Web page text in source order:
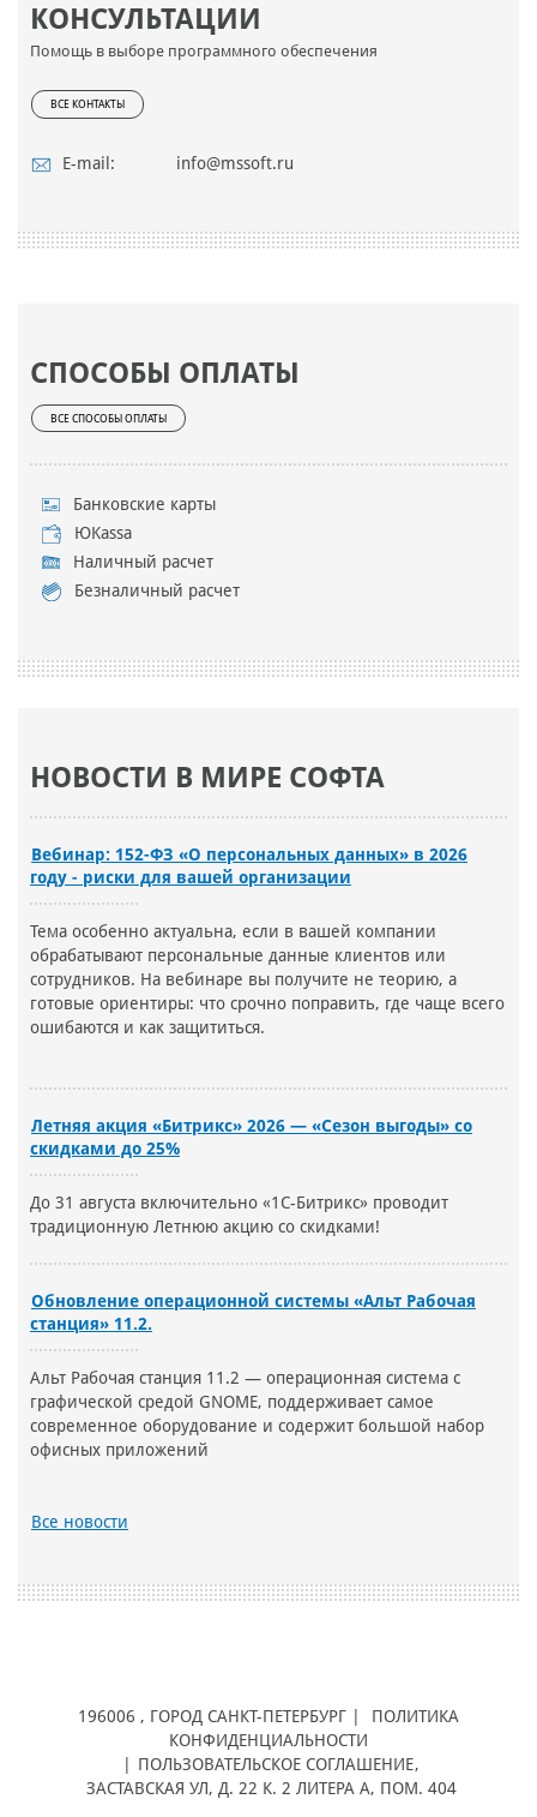
КОНСУЛЬТАЦИИ
Помощь в выборе программного обеспечения
ВСЕ КОНТАКТЫ
E-mail: info@mssoft.ru
СПОСОБЫ ОПЛАТЫ
ВСЕ СПОСОБЫ ОПЛАТЫ
Банковские карты
ЮKassa
Наличный расчет
Безналичный расчет
НОВОСТИ В МИРЕ СОФТА
Вебинар: 152-ФЗ «О персональных данных» в 2026
году - риски для вашей организации
Тема особенно актуальна, если в вашей компании
обрабатывают персональные данные клиентов или
сотрудников. На вебинаре вы получите не теорию, а
готовые ориентиры: что срочно поправить, где чаще всего
ошибаются и как защититься.
Летняя акция «Битрикс» 2026 — «Сезон выгоды» со
скидками до 25%
До 31 августа включительно «1С-Битрикс» проводит
традиционную Летнюю акцию со скидками!
Обновление операционной системы «Альт Рабочая
станция» 11.2.
Альт Рабочая станция 11.2 — операционная система с
графической средой GNOME, поддерживает самое
современное оборудование и содержит большой набор
офисных приложений
Все новости
196006 , ГОРОД САНКТ-ПЕТЕРБУРГ |
ПОЛИТИКА
КОНФИДЕНЦИАЛЬНОСТИ
ПОЛЬЗОВАТЕЛЬСКОЕ СОГЛАШЕНИЕ,
ЗАСТАВСКАЯ УЛ, Д. 22 К. 2 ЛИТЕРА А, ПОМ. 404